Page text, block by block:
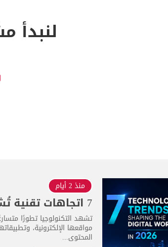
لنبدأ
منذ 2 أيام
7 اتجاهات تقنية تُشكّل العالم الرقمي في عام 2026
مواقعها الإلكترونية،
المحتوى...